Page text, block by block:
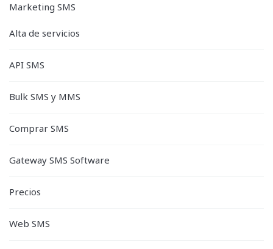
Marketing SMS
Alta de servicios
API SMS
Bulk SMS y MMS
Comprar SMS
Gateway SMS Software
Precios
Web SMS